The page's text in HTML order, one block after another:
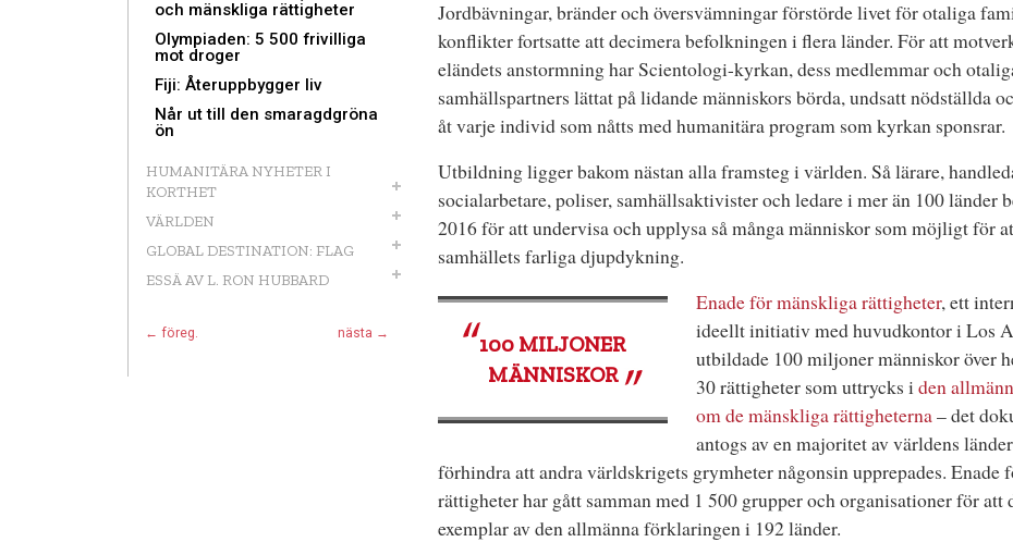
och mänskliga rättigheter
Olympiaden: 5 500 frivilliga
mot droger
Fiji: Återuppbygger liv
Når ut till den smaragdgröna
ön
HUMANITÄRA NYHETER I
KORTHET
VÄRLDEN
GLOBAL DESTINATION: FLAG
ESSÄ AV L. RON HUBBARD
← föreg. nästa →
Jordbävningar, bränder och översvämningar förstörde livet för otaliga
konflikter fortsatte att decimera befolkningen i flera länder. För att
eländets anstormning har Scientologi-kyrkan, dess medlemmar och
samhällspartners lättat på lidande människors börda, undsatt nödställda
åt varje individ som nåtts med humanitära program som kyrkan sponsrar.
Utbildning ligger bakom nästan alla framsteg i världen. Så lärare,
socialarbetare, poliser, samhällsaktivister och ledare i mer än 100 länder
2016 för att undervisa och upplysa så många människor som möjligt för
samhällets farliga djupdykning.
100 MILJONER
MÄNNISKOR
Enade för mänskliga rättigheter, ett
ideellt initiativ med huvudkontor i Los
utbildade 100 miljoner människor över
30 rättigheter som uttrycks i den
om de mänskliga rättigheterna– det
antogs av en majoritet av världens
förhindra att andra världskrigets grymheter någonsin upprepades. Enade
rättigheter har gått samman med 1 500 grupper och organisationer för att
exemplar av den allmänna förklaringen i 192 länder.